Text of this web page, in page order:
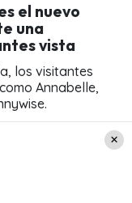
el nuevo
una
vista
los visitantes
Annabelle,